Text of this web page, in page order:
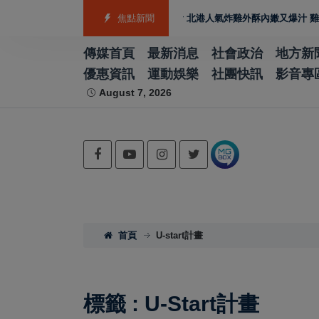
焦點新聞
雲林宵夜美食 北港人氣炸雞外酥內嫩又爆汁 雞排、小
傳媒首頁 最新消息 社會政治
地方新
優惠資訊
運動娛樂 社團快訊 影音專
August 7, 2026
首頁 U-start計畫
標籤 : U-Start計畫